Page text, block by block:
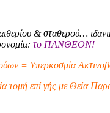
& σταθερού…
το ΠΑΝΘΕΟΝ!
= Υπερκοσμία
τομή επί γής με Θεία